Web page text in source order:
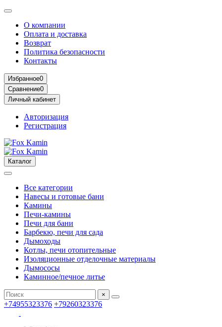
О компании
Оплата и доставка
Возврат
Политика безопасности
Контакты
Избранное0
Сравнение0
Личный кабинет
Авторизация
Регистрация
Каталог
Все категории
Навесы и готовые бани
Камины
Печи-камины
Печи для бани
Барбекю, печи для сада
Дымоходы
Котлы, печи отопительные
Изоляционные отделочные материалы
Дымососы
Каминное/печное литье
×
+74955323376 +79260323376